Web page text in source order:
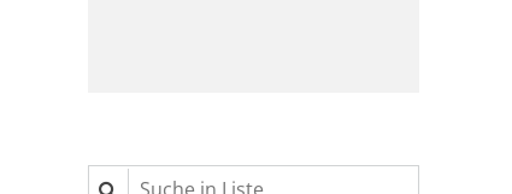
Suche in Liste